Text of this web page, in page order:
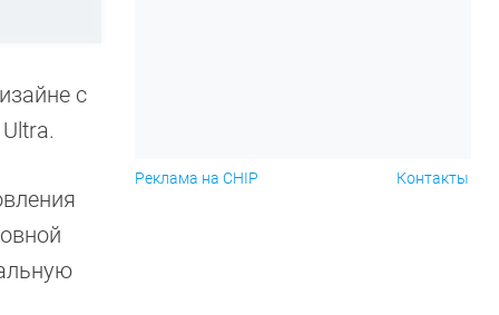
с
Реклама на CHIP Контакты